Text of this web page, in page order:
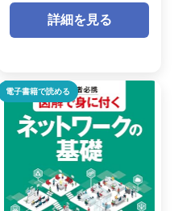
詳細を見る
電子書籍で読める